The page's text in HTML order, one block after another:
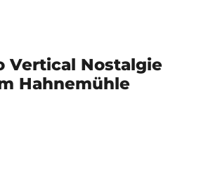
Vertical Nostalgie
Hahnemühle